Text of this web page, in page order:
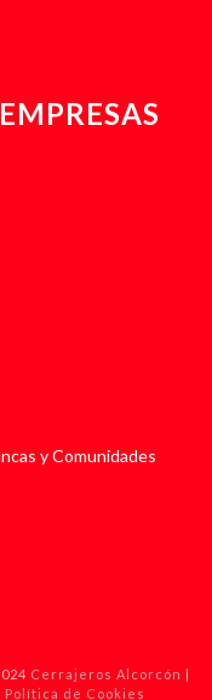
y Comunidades
Cerrajeros Alcorcón |
Política de Cookies